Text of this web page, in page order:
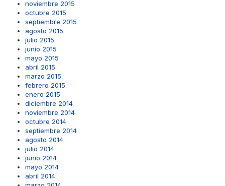
noviembre 2015
octubre 2015
septiembre 2015
agosto 2015
julio 2015
junio 2015
mayo 2015
abril 2015
marzo 2015
febrero 2015
enero 2015
diciembre 2014
noviembre 2014
octubre 2014
septiembre 2014
agosto 2014
julio 2014
junio 2014
mayo 2014
abril 2014